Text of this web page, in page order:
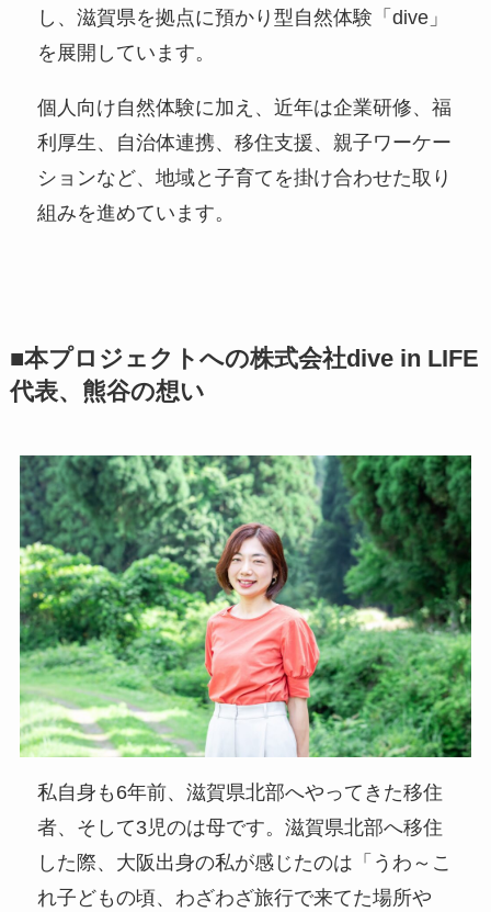
し、滋賀県を拠点に預かり型自然体験「dive」
を展開しています。
個人向け自然体験に加え、近年は企業研修、福
利厚生、自治体連携、移住支援、親子ワーケー
ションなど、地域と子育てを掛け合わせた取り
組みを進めています。
■本プロジェクトへの株式会社dive in LIFE
代表、熊谷の想い
私自身も6年前、滋賀県北部へやってきた移住
者、そして3児のは母です。滋賀県北部へ移住
した際、大阪出身の私が感じたのは「うわ～こ
れ子どもの頃、わざわざ旅行で来てた場所や